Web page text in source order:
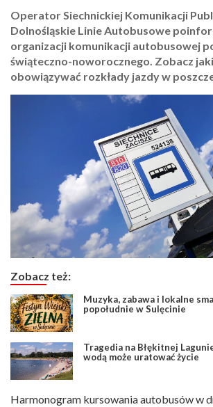
Operator Siechnickiej Komunikacji
Dolnośląskie Linie Autobusowe
organizacji komunikacji autobusowej
świąteczno-noworocznego. Zobacz
obowiązywać rozkłady jazdy w
Zobacz też:
Muzyka, zabawa i lokalne
popołudnie w Sulęcinie
Tragedia na Błękitnej
wodą może uratować życie
Harmonogram kursowania autobusów w